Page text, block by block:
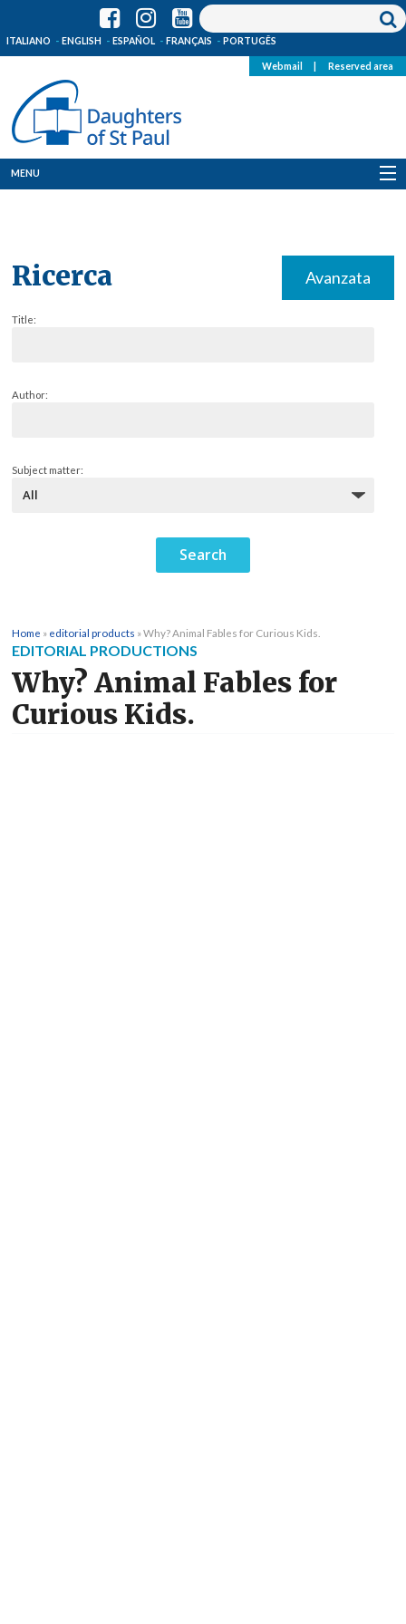
ITALIANO ENGLISH ESPAÑOL FRANÇAIS PORTUGÊS
Webmail Reserved area
MENU
Ricerca Avanzata
Title:
Author:
Subject matter:
Home » editorial products »Why? Animal Fables for Curious Kids.
EDITORIAL PRODUCTIONS
Why? Animal Fables for
Curious Kids.